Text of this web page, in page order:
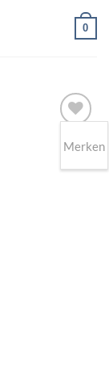
0
Toevoegen
Merken